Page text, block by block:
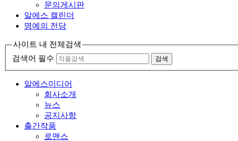
문의게시판
알에스 캘린더
명예의 전당
사이트 내 전체검색
검색어 필수
검색
알에스미디어
회사소개
뉴스
공지사항
출간작품
로맨스